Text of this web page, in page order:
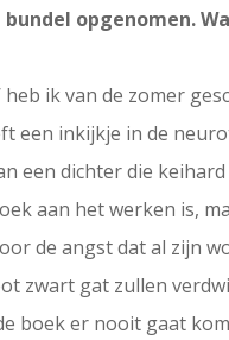
opgenomen.
heb ik van de zomer
een inkijkje in de
een dichter die
aan het werken is,
de angst dat al zijn
zwart gat zullen
boek er nooit gaat